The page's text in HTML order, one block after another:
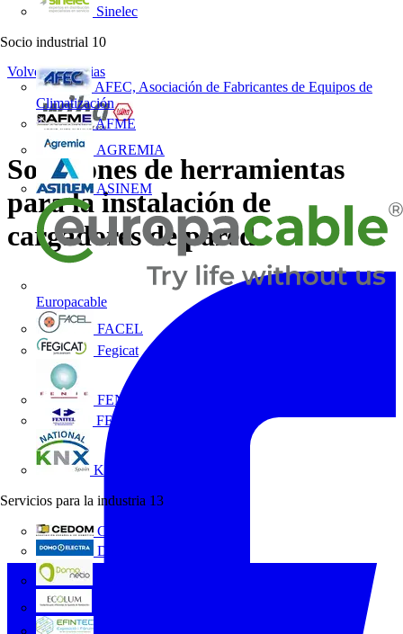
Sinelec
Socio industrial 10
AFEC, Asociación de Fabricantes de Equipos de
Climatización
AFME
AGREMIA
ASINEM
Europacable
FACEL
Fegicat
FENIE
FENITEL
KNX España
Servicios para la industria 13
CEDOM
Domo Electra
Volver a Noticias
Soluciones de herramientas
para la instalación de
cargadores de pared